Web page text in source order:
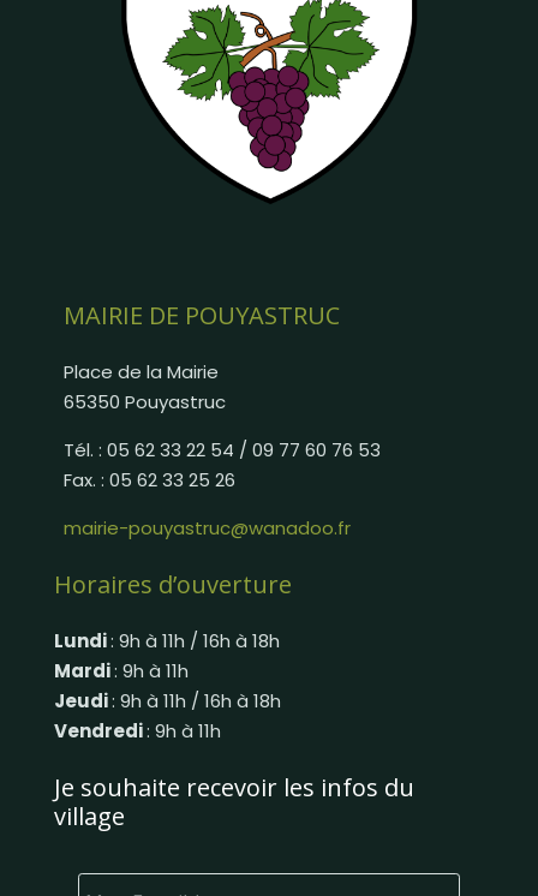
MAIRIE DE POUYASTRUC
Place de la Mairie
65350 Pouyastruc
Tél. : 05 62 33 22 54 / 09 77 60 76 53
Fax. : 05 62 33 25 26
mairie-pouyastruc@wanadoo.fr
Horaires d’ouverture
Lundi: 9h à 11h / 16h à 18h
Mardi: 9h à 11h
Jeudi: 9h à 11h / 16h à 18h
Vendredi: 9h à 11h
Je souhaite recevoir les infos du
village